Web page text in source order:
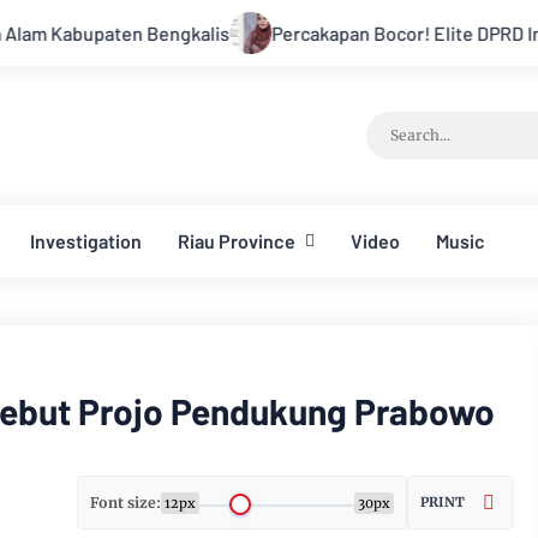
Percakapan Bocor! Elite DPRD Inhil Diduga Bahas
Investigation Riau Province Video Music
Projo Pendukung Prabowo
Font size: 12px 30px PRINT